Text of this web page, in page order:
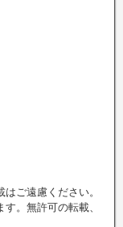
ご遠慮ください。
。無許可の転載、